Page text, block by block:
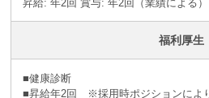
昇給: 年2回 賞与: 年2回（業績による）
福利厚生
■健康診断
■昇給年2回 ※採⽤時ポジションによ